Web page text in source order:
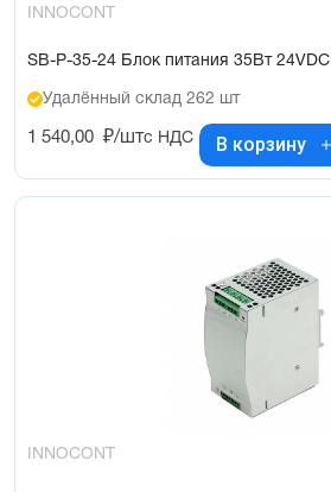
INNOCONT
SB-P-35-24 Блок питания 35Вт 24VDC
Удалённый склад 262 шт
1 540,00 ₽/штс НДС В корзину
INNOCONT